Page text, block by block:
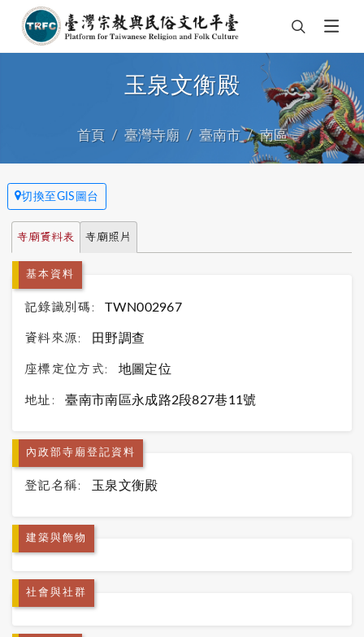
玉泉文衡殿
首頁 臺灣寺廟 臺南市 南區
切換至GIS圖台
寺廟資料表 寺廟照片
基本資料
記錄識別碼: TWN002967
資料來源: 田野調查
座標定位方式: 地圖定位
地址: 臺南市南區永成路2段827巷11號
內政部寺廟登記資料
登記名稱: 玉泉文衡殿
建築與飾物
社會與社群